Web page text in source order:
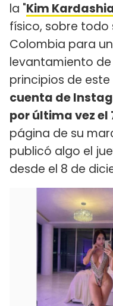
la "Kim
físico, sobre
Colombia para
levantamiento
principios de
cuenta de
por última vez el
página de su
publicó algo el
desde el 8 de